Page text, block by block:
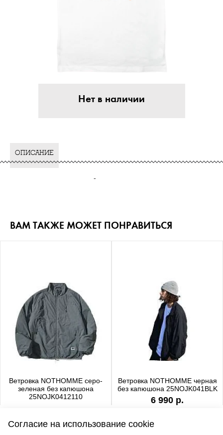
Нет в наличии
ОПИСАНИЕ
-
ВАМ ТАКЖЕ МОЖЕТ ПОНРАВИТЬСЯ
Ветровка NOTHOMME серо-
зеленая без капюшона
25NOJK0412110
Ветровка NOTHOMME черная
без капюшона 25NOJK041BLK
6 990 р.
Согласие на использование cookie